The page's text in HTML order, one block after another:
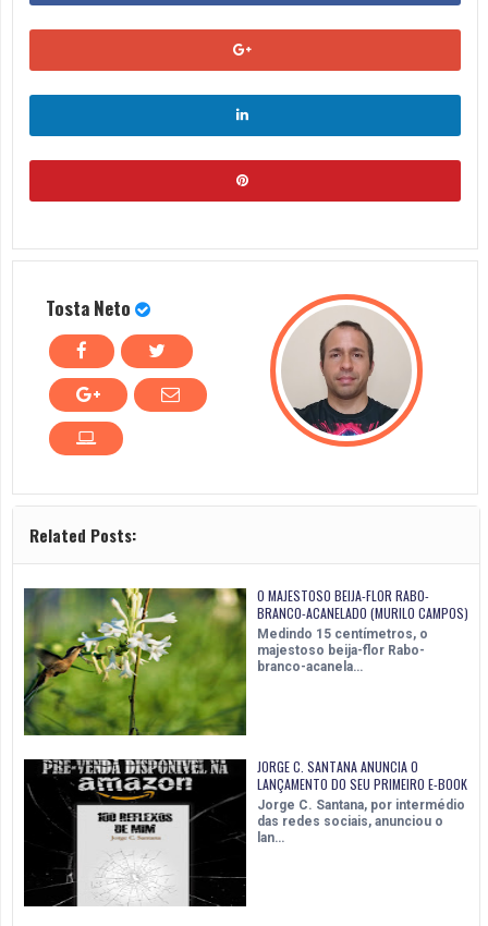
Tosta Neto
Related Posts:
O MAJESTOSO BEIJA-FLOR RABO-
BRANCO-ACANELADO (MURILO CAMPOS)
Medindo 15 centímetros, o
majestoso beija-flor Rabo-
branco-acanela…
JORGE C. SANTANA ANUNCIA O
LANÇAMENTO DO SEU PRIMEIRO E-BOOK
Jorge C. Santana, por intermédio
das redes sociais, anunciou o
lan…